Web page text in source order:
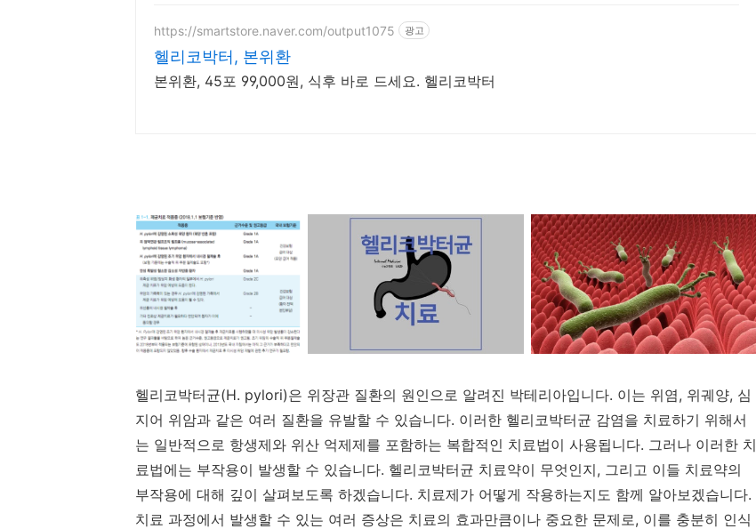
https://smartstore.naver.com/output1075 광고
헬리코박터, 본위환
본위환, 45포 99,000원, 식후 바로 드세요. 헬리코박터
헬리코박터균(H. pylori)은 위장관 질환의 원인으로 알려진 박테리아입니다. 이는 위염, 위궤양, 심
지어 위암과 같은 여러 질환을 유발할 수 있습니다. 이러한 헬리코박터균 감염을 치료하기 위해서
는 일반적으로 항생제와 위산 억제제를 포함하는 복합적인 치료법이 사용됩니다. 그러나 이러한 치
료법에는 부작용이 발생할 수 있습니다. 헬리코박터균 치료약이 무엇인지, 그리고 이들 치료약의
부작용에 대해 깊이 살펴보도록 하겠습니다. 치료제가 어떻게 작용하는지도 함께 알아보겠습니다.
치료 과정에서 발생할 수 있는 여러 증상은 치료의 효과만큼이나 중요한 문제로, 이를 충분히 인식